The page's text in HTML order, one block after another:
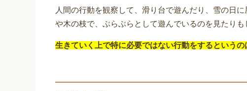
人間の行動を観察して、滑り台で遊んだり、雪の日
や木の枝で、ぶらぶらとして遊んでいるのを見たりも
生きていく上で特に必要ではない行動をするというの